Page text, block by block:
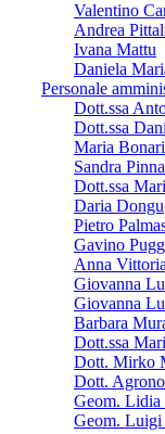
Valentino
Andrea
Ivana Mattu
Daniela
Personale
Dott.ssa
Dott.ssa
Maria
Sandra Pinna
Dott.ssa
Daria Dongu
Pietro
Gavino
Anna
Giovanna
Giovanna
Barbara
Dott.ssa
Dott. Mirko
Dott.
Geom. Lidia
Geom. Luigi